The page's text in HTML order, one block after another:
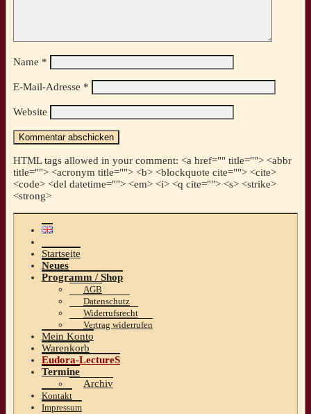
Name *
E-Mail-Adresse *
Website
HTML tags allowed in your comment: <a href="" title=""> <abbr
title=""> <acronym title=""> <b> <blockquote cite=""> <cite>
<code> <del datetime=""> <em> <i> <q cite=""> <s> <strike>
<strong>
Startseite
Neues
Programm / Shop
AGB
Datenschutz
Widerrufsrecht
Vertrag widerrufen
Mein Konto
Warenkorb
Eudora-LectureS
Termine
Archiv
Kontakt
Impressum